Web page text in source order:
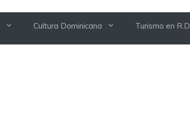
Cultura Dominicana Turismo en R.D.